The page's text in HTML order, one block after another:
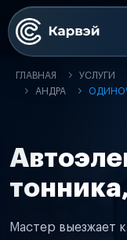
ГЛАВНАЯ УСЛУГИ
АНДРА
Мастер выезжает